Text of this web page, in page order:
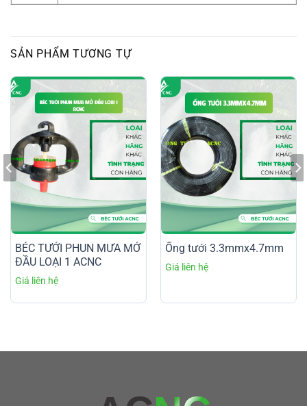
SẢN PHẨM TƯƠNG TỰ
BÉC TƯỚI PHUN MƯA MỞ
ĐẦU LOẠI 1 ACNC
Ống tưới 3.3mmx4.7mm